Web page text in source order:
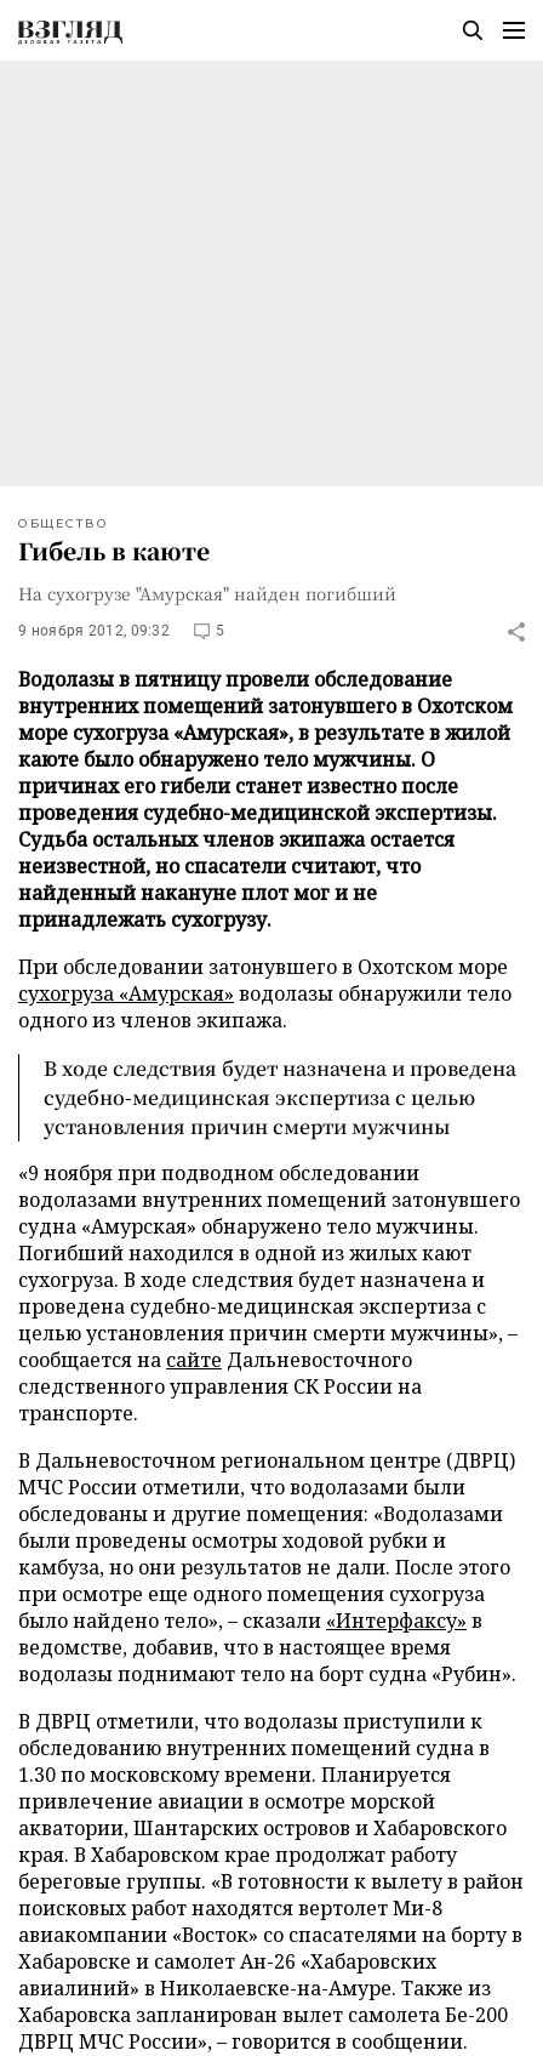
ОБЩЕСТВО
Гибель в каюте
На сухогрузе "Амурская" найден погибший
9 ноября 2012, 09:32 5
Водолазы в пятницу провели обследование
внутренних помещений затонувшего в Охотском
море сухогруза «Амурская», в результате в жилой
каюте было обнаружено тело мужчины. О
причинах его гибели станет известно после
проведения судебно-медицинской экспертизы.
Судьба остальных членов экипажа остается
неизвестной, но спасатели считают, что
найденный накануне плот мог и не
принадлежать сухогрузу.
При обследовании затонувшего в Охотском море
сухогруза «Амурская» водолазы обнаружили тело
одного из членов экипажа.
В ходе следствия будет назначена и проведена
судебно-медицинская экспертиза с целью
установления причин смерти мужчины
«9 ноября при подводном обследовании
водолазами внутренних помещений затонувшего
судна «Амурская» обнаружено тело мужчины.
Погибший находился в одной из жилых кают
сухогруза. В ходе следствия будет назначена и
проведена судебно-медицинская экспертиза с
целью установления причин смерти мужчины», –
сообщается на сайте Дальневосточного
следственного управления СК России на
транспорте.
В Дальневосточном региональном центре (ДВРЦ)
МЧС России отметили, что водолазами были
обследованы и другие помещения: «Водолазами
были проведены осмотры ходовой рубки и
камбуза, но они результатов не дали. После этого
при осмотре еще одного помещения сухогруза
было найдено тело», – сказали «Интерфаксу» в
ведомстве, добавив, что в настоящее время
водолазы поднимают тело на борт судна «Рубин».
В ДВРЦ отметили, что водолазы приступили к
обследованию внутренних помещений судна в
1.30 по московскому времени. Планируется
привлечение авиации в осмотре морской
акватории, Шантарских островов и Хабаровского
края. В Хабаровском крае продолжат работу
береговые группы. «В готовности к вылету в район
поисковых работ находятся вертолет Ми-8
авиакомпании «Восток» со спасателями на борту в
Хабаровске и самолет Ан-26 «Хабаровских
авиалиний» в Николаевске-на-Амуре. Также из
Хабаровска запланирован вылет самолета Бе-200
ДВРЦ МЧС России», – говорится в сообщении.